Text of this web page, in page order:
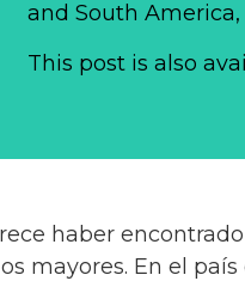
and South
This post is also
haber
mayores. En el